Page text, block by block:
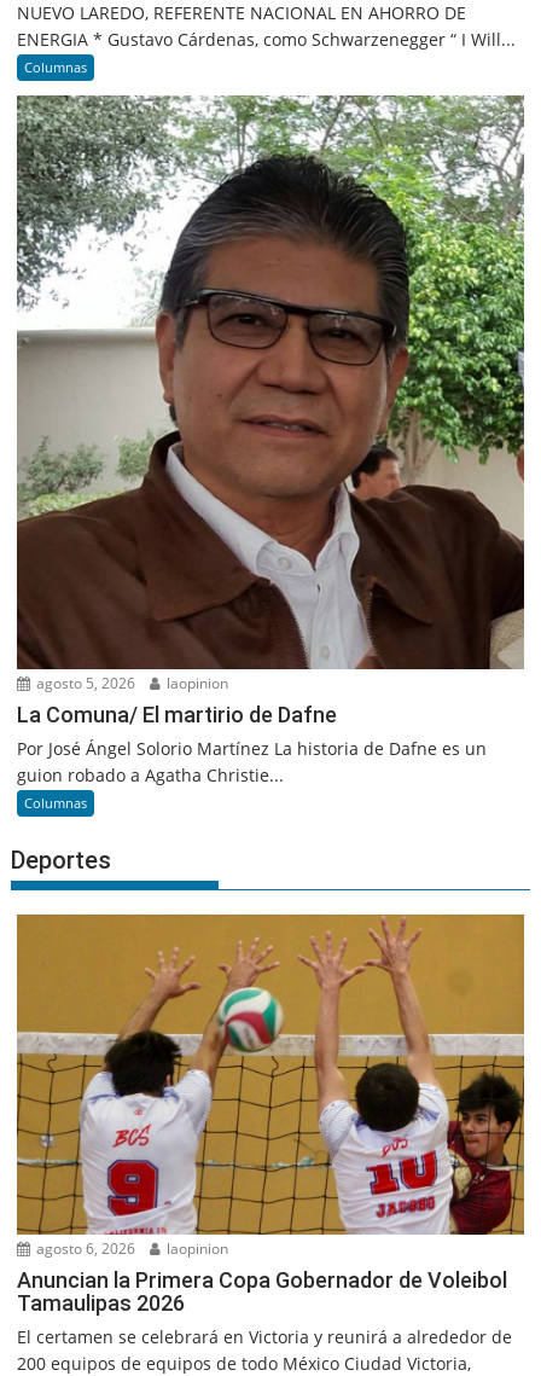
NUEVO LAREDO, REFERENTE NACIONAL EN AHORRO DE
ENERGIA * Gustavo Cárdenas, como Schwarzenegger “ I Will...
Columnas
agosto 5, 2026 laopinion
La Comuna/ El martirio de Dafne
Por José Ángel Solorio Martínez La historia de Dafne es un
guion robado a Agatha Christie...
Columnas
Deportes
agosto 6, 2026 laopinion
Anuncian la Primera Copa Gobernador de Voleibol
Tamaulipas 2026
El certamen se celebrará en Victoria y reunirá a alrededor de
200 equipos de equipos de todo México Ciudad Victoria,